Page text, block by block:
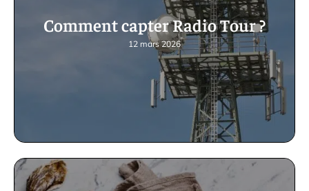
Comment capter Radio Tour ?
12 mars 2026